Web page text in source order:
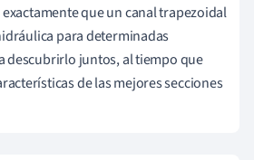
que un canal trapezoidal
para determinadas
descubrirlo juntos, al tiempo que
de las mejores secciones